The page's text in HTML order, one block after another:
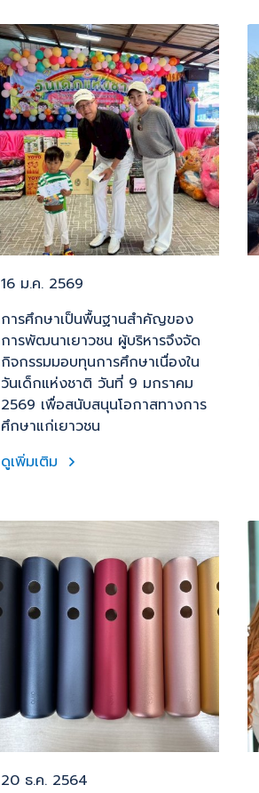
16 ม.ค. 2569
การศึกษาเป็นพื้นฐานสำคัญของ
การพัฒนาเยาวชน ผู้บริหารจึงจัด
กิจกรรมมอบทุนการศึกษาเนื่องใน
วันเด็กแห่งชาติ วันที่ 9 มกราคม
2569 เพื่อสนับสนุนโอกาสทางการ
ศึกษาแก่เยาวชน
ดูเพิ่มเติม
20 ธ.ค. 2564